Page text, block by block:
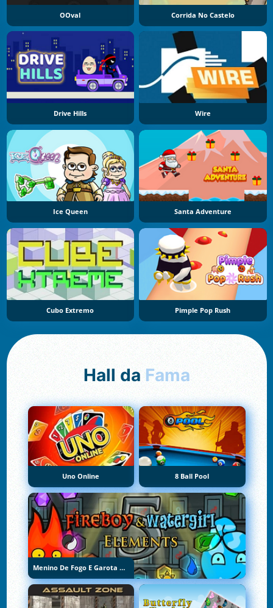
OOval Corrida No Castelo
Drive Hills Wire
Ice Queen Santa Adventure
Cubo Extremo Pimple Pop Rush
Hall da Fama
Uno Online 8 Ball Pool
Menino De Fogo E Garota De Água 5: Elementos